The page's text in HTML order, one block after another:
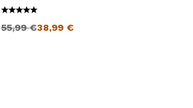
55,99€38,99 €